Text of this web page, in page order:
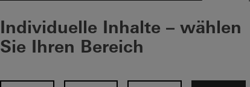
Individuelle Inhalte – wählen
Sie Ihren Bereich